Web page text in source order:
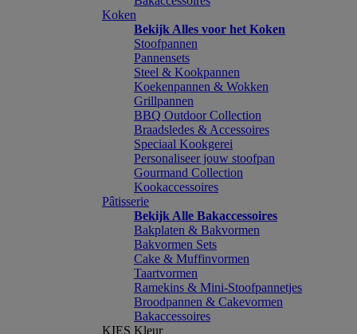
Koken
Bekijk Alles voor het Koken
Stoofpannen
Pannensets
Steel & Kookpannen
Koekenpannen & Wokken
Grillpannen
BBQ Outdoor Collection
Braadsledes & Accessoires
Speciaal Kookgerei
Personaliseer jouw stoofpan
Gourmand Collection
Kookaccessoires
Pâtisserie
Bekijk Alle Bakaccessoires
Bakplaten & Bakvormen
Bakvormen Sets
Cake & Muffinvormen
Taartvormen
Ramekins & Mini-Stoofpannetjes
Broodpannen & Cakevormen
Bakaccessoires
KIES Kleur